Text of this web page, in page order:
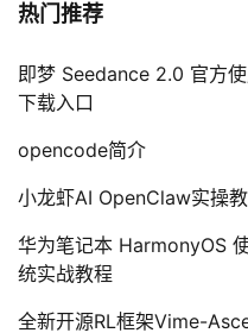
热门推荐
即梦 Seedance 2.0 官方
下载入口
opencode简介
小龙虾AI OpenClaw实操
华为笔记本 HarmonyOS
统实战教程
全新开源RL框架Vime-